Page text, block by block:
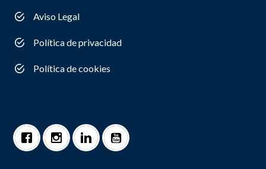
Aviso Legal
Política de privacidad
Política de cookies